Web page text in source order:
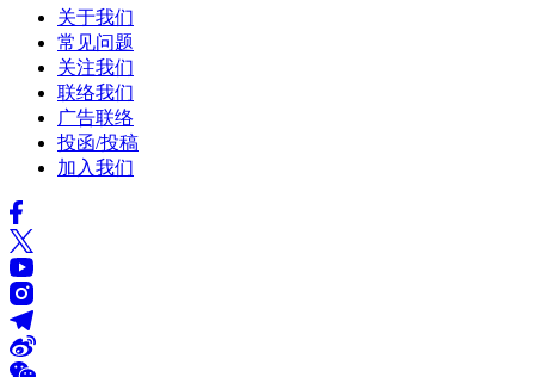
关于我们
常见问题
关注我们
联络我们
广告联络
投函/投稿
加入我们